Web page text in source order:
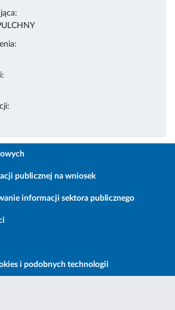
publicznej na wniosek
informacji sektora publicznego
i podobnych technologii